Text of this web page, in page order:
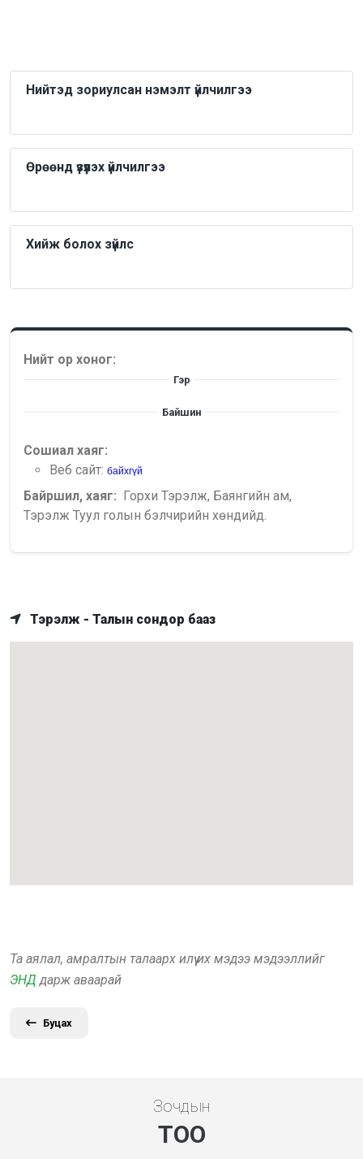
Нийтэд зориулсан нэмэлт үйлчилгээ
Өрөөнд үзүүлэх үйлчилгээ
Хийж болох зүйлс
Нийт ор хоног:
Гэр
Байшин
Сошиал хаяг:
Веб сайт: байхгүй
Байршил, хаяг: Горхи Тэрэлж, Баянгийн ам,
Тэрэлж Туул голын бэлчирийн хөндийд.
Тэрэлж - Талын сондор бааз
Та аялал, амралтын талаарх илүү их мэдээ мэдээллийг
ЭНД дарж аваарай
Буцах
Зочдын
ТОО